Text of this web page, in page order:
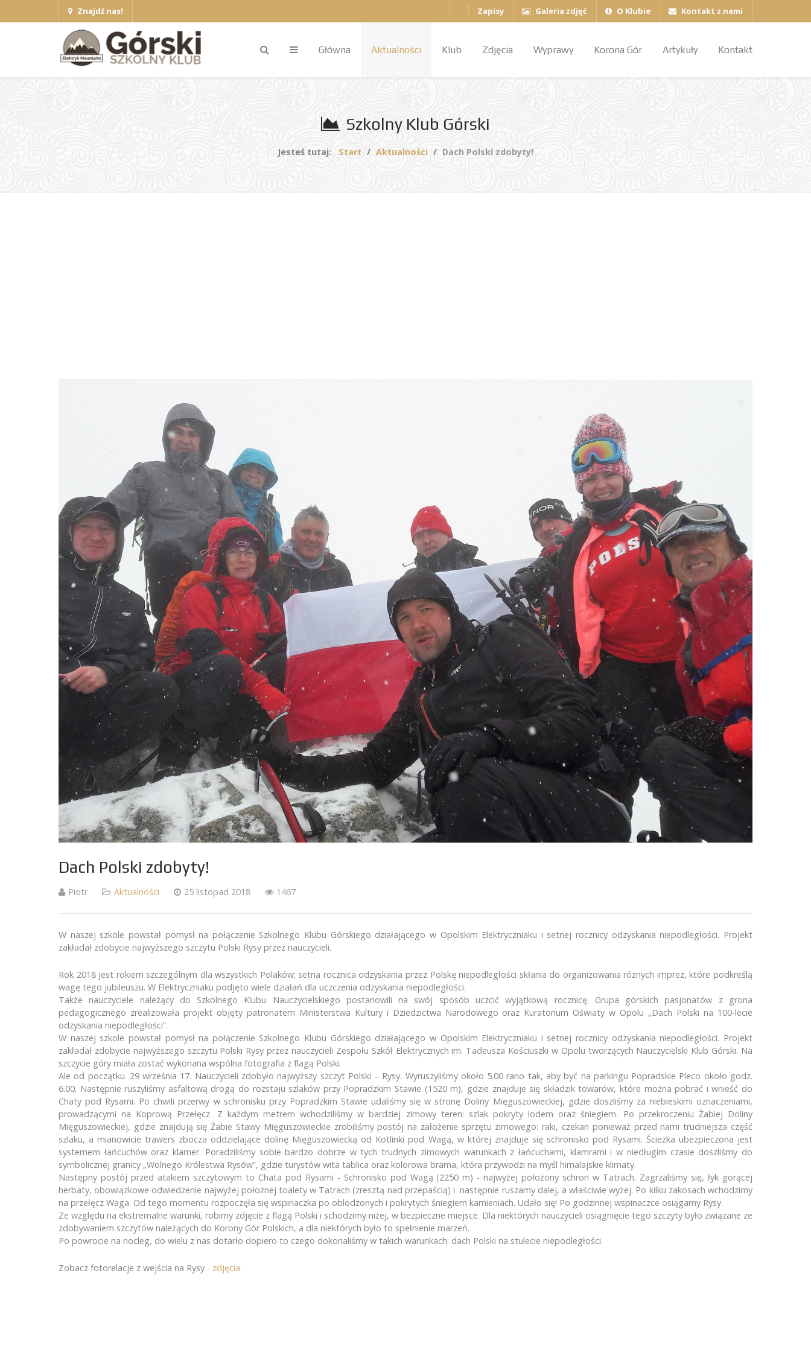
Znajdź nas! Zapisy Galeria zdjęć O Klubie Kontakt z nami
Główna Aktualności Klub Zdjęcia Wyprawy Korona Gór Artykuły Kontakt
Szkolny Klub Górski
Jesteś tutaj: Start Aktualności Dach Polski zdobyty!
Dach Polski zdobyty!
Piotr Aktualności 25 listopad 2018 1467
W naszej szkole powstał pomysł na połączenie Szkolnego Klubu Górskiego działającego w Opolskim Elektryczniaku i setnej rocznicy odzyskania niepodległości. Projekt
zakładał zdobycie najwyższego szczytu Polski Rysy przez nauczycieli.
Rok 2018 jest rokiem szczególnym dla wszystkich Polaków; setna rocznica odzyskania przez Polskę niepodległości skłania do organizowania różnych imprez, które podkreślą
wagę tego jubileuszu. W Elektryczniaku podjęto wiele działań dla uczczenia odzyskania niepodległości.
Także nauczyciele należący do Szkolnego Klubu Nauczycielskiego postanowili na swój sposób uczcić wyjątkową rocznicę. Grupa górskich pasjonatów z grona
pedagogicznego zrealizowała projekt objęty patronatem Ministerstwa Kultury i Dziedzictwa Narodowego oraz Kuratorium Oświaty w Opolu „Dach Polski na 100-lecie
odzyskania niepodległości”.
W naszej szkole powstał pomysł na połączenie Szkolnego Klubu Górskiego działającego w Opolskim Elektryczniaku i setnej rocznicy odzyskania niepodległości. Projekt
zakładał zdobycie najwyższego szczytu Polski Rysy przez nauczycieli Zespołu Szkół Elektrycznych im. Tadeusza Kościuszki w Opolu tworzących Nauczycielski Klub Górski. Na
szczycie góry miała zostać wykonana wspólna fotografia z flagą Polski.
Ale od początku. 29 września 17. Nauczycieli zdobyło najwyższy szczyt Polski – Rysy. Wyruszyliśmy około 5.00 rano tak, aby być na parkingu Popradskie Pleco około godz.
6.00. Następnie ruszyliśmy asfaltową drogą do rozstaju szlaków przy Popradzkim Stawie (1520 m), gdzie znajduje się składzik towarów, które można pobrać i wnieść do
Chaty pod Rysami. Po chwili przerwy w schronisku przy Popradzkim Stawie udaliśmy się w stronę Doliny Mięguszowieckiej, gdzie doszliśmy za niebieskimi oznaczeniami,
prowadzącymi na Koprową Przełęcz. Z każdym metrem wchodziliśmy w bardziej zimowy teren: szlak pokryty lodem oraz śniegiem. Po przekroczeniu Żabiej Doliny
Mięguszowieckiej, gdzie znajdują się Żabie Stawy Mięguszowieckie zrobiliśmy postój na założenie sprzętu zimowego: raki, czekan ponieważ przed nami trudniejsza część
szlaku, a mianowicie trawers zbocza oddzielające dolinę Mięguszowiecką od Kotlinki pod Wagą, w której znajduje się schronisko pod Rysami. Ścieżka ubezpieczona jest
systemem łańcuchów oraz klamer. Poradziliśmy sobie bardzo dobrze w tych trudnych zimowych warunkach z łańcuchami, klamrami i w niedługim czasie doszliśmy do
symbolicznej granicy „Wolnego Królestwa Rysów”, gdzie turystów wita tablica oraz kolorowa brama, która przywodzi na myśl himalajskie klimaty.
Następny postój przed atakiem szczytowym to Chata pod Rysami - Schronisko pod Wagą (2250 m) - najwyżej położony schron w Tatrach. Zagrzaliśmy się, łyk gorącej
herbaty, obowiązkowe odwiedzenie najwyżej położnej toalety w Tatrach (zresztą nad przepaścią) i następnie ruszamy dalej, a właściwie wyżej. Po kilku zakosach wchodzimy
na przełęcz Waga. Od tego momentu rozpoczęła się wspinaczka po oblodzonych i pokrytych śniegiem kamieniach. Udało się! Po godzinnej wspinaczce osiągamy Rysy.
Ze względu na ekstremalne warunki, robimy zdjęcie z flagą Polski i schodzimy niżej, w bezpieczne miejsce. Dla niektórych nauczycieli osiągnięcie tego szczyty było związane ze
zdobywaniem szczytów należących do Korony Gór Polskich, a dla niektórych było to spełnienie marzeń.
Po powrocie na nocleg, do wielu z nas dotarło dopiero to czego dokonaliśmy w takich warunkach: dach Polski na stulecie niepodległości.
Zobacz fotorelacje z wejścia na Rysy - zdjęcia.
Kontakt
Zespół Szkół Elektrycznych
ul. Tadeusza Kościuszki 39-41
45 – 062 Opole
77 454 45 24
77 454 45 24
facebook.com/SzkolnyKlubGorski
piodobro@wp.pl
Więcej informacji udzieli Ci
nauczyciel Piotr Dobrowolski
Ostatni artykuł
Jubileuszowe pożegnanie Maturz...
Ekspedycja 16 – jubileuszowa w...
Filmowe podsumowanie Ekspedycj...
To już XV Ekspedycja Szkolnego...
Zapisy do Szkolnego Klubu Górs...
Tegoroczni Maturzyści Absolwen...
Filmowe podsumowanie Ekspedycj...
Znajdź nas na Facebooku!
Ekspedycja 16 – jubileuszowa w...
To już XV Ekspedycja Szkolnego...
Trzy Szczyty – XIV Ekspedycja...
Piąty challenge projektu „Z Op...
Szkolny Klub Górski na Ekspedy...
Ekspedycja 12 zaprowadziła nas...
Bieszczadzka Ekspedycja 11 zre...